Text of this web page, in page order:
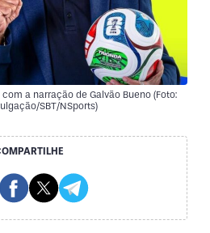
a narração de Galvão Bueno (Foto:
SBT/NSports)